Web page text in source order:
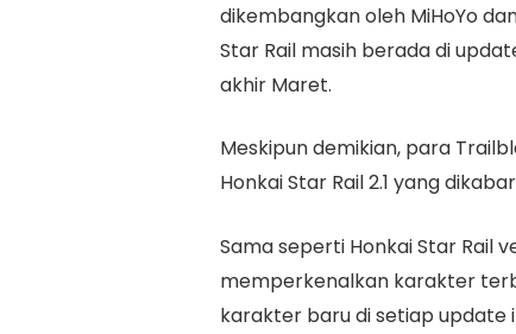
dikembangkan oleh MiHoYo
Star Rail masih berada di
akhir Maret.
Meskipun demikian, para
Honkai Star Rail 2.1 yang
Sama seperti Honkai Star Rail
memperkenalkan karakter
karakter baru di setiap update